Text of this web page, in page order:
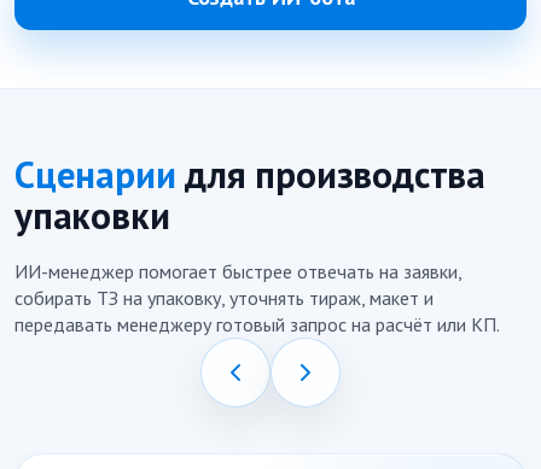
Сценариидля производства
упаковки
ИИ-менеджер помогает быстрее отвечать на заявки,
собирать ТЗ на упаковку, уточнять тираж, макет и
передавать менеджеру готовый запрос на расчёт или КП.